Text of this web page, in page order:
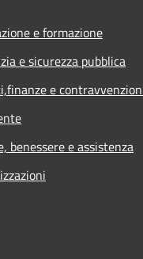
e formazione
e sicurezza pubblica
e
benessere e assistenza